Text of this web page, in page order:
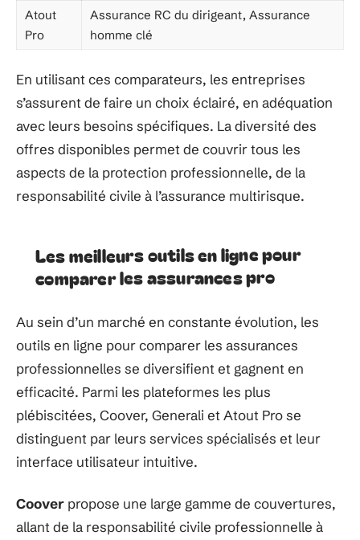
Atout
Pro
Assurance RC du dirigeant, Assurance
homme clé
En utilisant ces comparateurs, les entreprises
s’assurent de faire un choix éclairé, en adéquation
avec leurs besoins spécifiques. La diversité des
offres disponibles permet de couvrir tous les
aspects de la protection professionnelle, de la
responsabilité civile à l’assurance multirisque.
Les meilleurs outils en ligne pour
comparer les assurances pro
Au sein d’un marché en constante évolution, les
outils en ligne pour comparer les assurances
professionnelles se diversifient et gagnent en
efficacité. Parmi les plateformes les plus
plébiscitées, Coover, Generali et Atout Pro se
distinguent par leurs services spécialisés et leur
interface utilisateur intuitive.
Coover propose une large gamme de couvertures,
allant de la responsabilité civile professionnelle à